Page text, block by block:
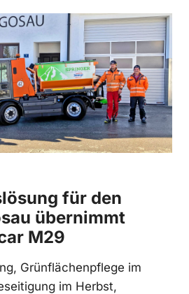
für den
übernimmt
M29
Grünflächenpflege im
im Herbst,